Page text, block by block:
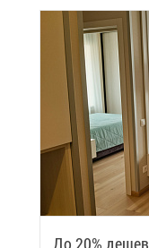
До 20%